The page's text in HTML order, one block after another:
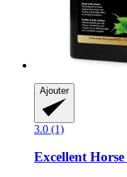
Ajouter
3.0 (1)
Excellent Horse